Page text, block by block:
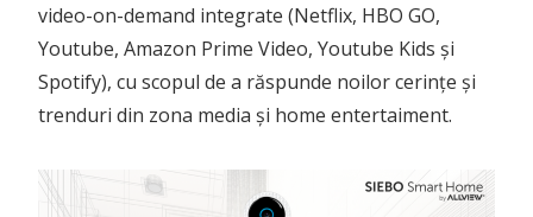
video-on-demand integrate (Netflix, HBO GO,
Youtube, Amazon Prime Video, Youtube Kids și
Spotify), cu scopul de a răspunde noilor cerințe și
trenduri din zona media și home entertaiment.